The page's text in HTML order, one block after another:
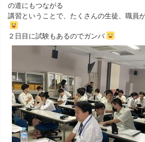
の道にもつながる
講習ということで、たくさんの生徒、職員
２日目に試験もあるのでガンバ